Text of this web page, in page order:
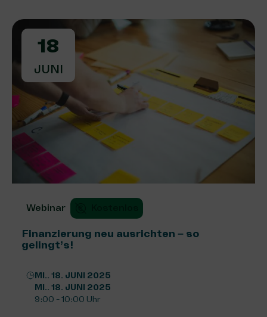
18
JUNI
Webinar
Finanzierung neu ausrichten – so
gelingt’s!
MI.. 18. JUNI 2025
MI.. 18. JUNI 2025
9:00 - 10:00 Uhr